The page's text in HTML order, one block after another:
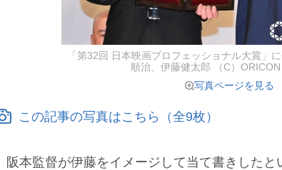
「第32回 日本映画プロフェッショナル大賞」
順治、伊藤健太郎 （C）
写真ページを見る
この記事の写真はこちら（全9枚）
阪本監督が伊藤をイメージして当て書きしたと